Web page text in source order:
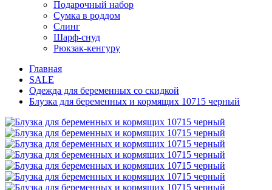
Подарочный набор
Сумка в роддом
Слинг
Шарф-снуд
Рюкзак-кенгуру
Главная
SALE
Одежда для беременных со скидкой
Блузка для беременных и кормящих 10715 черный